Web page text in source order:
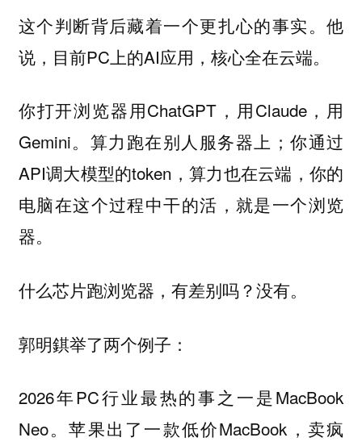
这个判断背后藏着一个更扎心的事实。他
说，目前PC上的AI应用，核心全在云端。
你打开浏览器用ChatGPT，用Claude，用
Gemini。算力跑在别人服务器上；你通过
API调大模型的token，算力也在云端，你的
电脑在这个过程中干的活，就是一个浏览
器。
什么芯片跑浏览器，有差别吗？没有。
郭明錤举了两个例子：
2026年PC行业最热的事之一是MacBook
Neo。苹果出了一款低价MacBook，卖疯